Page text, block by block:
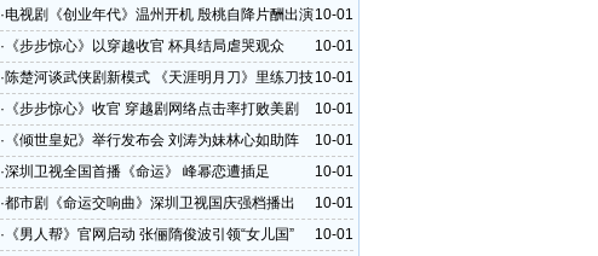
10-01
·电视剧《创业年代》温州开机 殷桃自降片酬出演
10-01
· 《步步惊心》以穿越收官 杯具结局虐哭观众
10-01
·陈楚河谈武侠剧新模式 《天涯明月刀》里练刀技
10-01
· 《步步惊心》收官 穿越剧网络点击率打败美剧
10-01
· 《倾世皇妃》举行发布会 刘涛为妹林心如助阵
10-01
·深圳卫视全国首播《命运》 峰幂恋遭插足
10-01
·都市剧《命运交响曲》深圳卫视国庆强档播出
10-01
· 《男人帮》官网启动 张俪隋俊波引领“女儿国”